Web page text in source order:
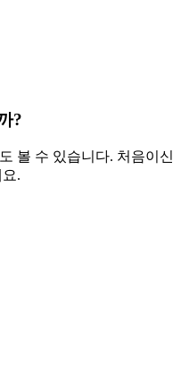
?
볼 수 있습니다. 처음이신
.